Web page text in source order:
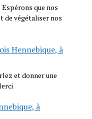
que nos
de végétaliser nos
Hennebique, à
et donner une
à